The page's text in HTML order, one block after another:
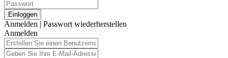
Einloggen
Anmelden | Passwort wiederherstellen
Anmelden